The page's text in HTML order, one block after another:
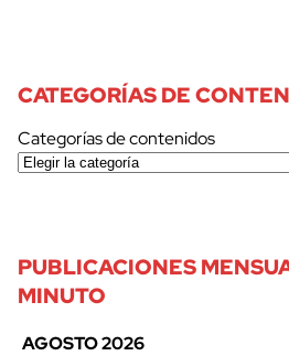
CATEGORÍAS DE
Categorías de contenidos
PUBLICACIONES
MINUTO
AGOSTO 2026